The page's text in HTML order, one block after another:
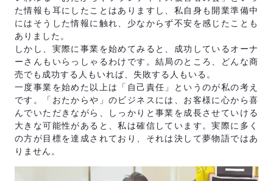
た情報も耳にしたことはありますし、私自身も開業準備中
にはそうした情報に触れ、少なからず不安を感じたことも
ありました。
しかし、実際に事業を始めてみると、成功しているオーナ
ーさんもいらっしゃるわけです。結局のところ、どんな商
売でも成功する人もいれば、失敗する人もいる。
一度事業を始めた以上は「自己責任」というのが私の考え
です。「おたからや」のビジネスには、お客様に心から喜
んでいただきながら、しっかりと事業を成長させていける
大きな可能性があると、私は確信しています。実際に多く
の方が目標を達成されており、それは決して夢物語ではあ
りません。